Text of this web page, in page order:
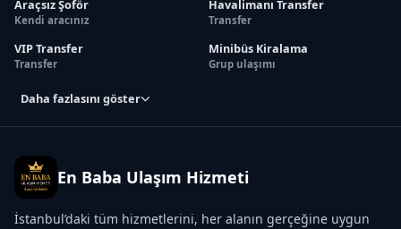
Araçsız Şoför
Kendi aracınız
Havalimanı Transfer
Transfer
VIP Transfer
Transfer
Minibüs Kiralama
Grup ulaşımı
Daha fazlasını göster
En Baba Ulaşım Hizmeti
İstanbul’daki tüm hizmetlerini, her alanın gerçeğine uygun